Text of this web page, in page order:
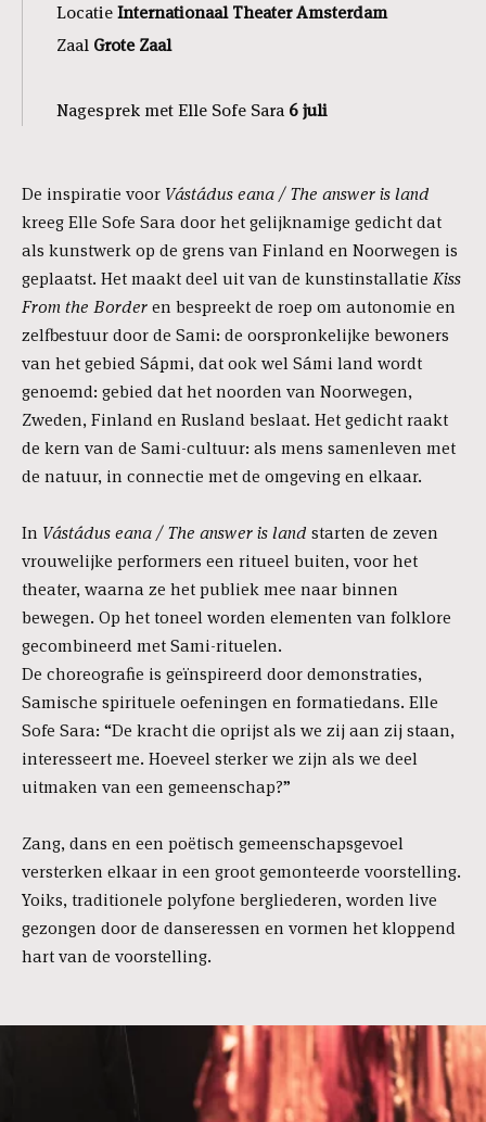
Locatie Internationaal Theater Amsterdam
Zaal Grote Zaal
Nagesprek met Elle Sofe Sara 6 juli
De inspiratie voor Vástádus eana / The answer is land
kreeg Elle Sofe Sara door het gelijknamige gedicht dat
als kunstwerk op de grens van Finland en Noorwegen is
geplaatst. Het maakt deel uit van de kunstinstallatie Kiss
From the Borderen bespreekt de roep om autonomie en
zelfbestuur door de Sami: de oorspronkelijke bewoners
van het gebied Sápmi, dat ook wel Sámi land wordt
genoemd: gebied dat het noorden van Noorwegen,
Zweden, Finland en Rusland beslaat. Het gedicht raakt
de kern van de Sami-cultuur: als mens samenleven met
de natuur, in connectie met de omgeving en elkaar.
In Vástádus eana / The answer is land starten de zeven
vrouwelijke performers een ritueel buiten, voor het
theater, waarna ze het publiek mee naar binnen
bewegen. Op het toneel worden elementen van folklore
gecombineerd met Sami-rituelen.
De choreografie is geïnspireerd door demonstraties,
Samische spirituele oefeningen en formatiedans. Elle
Sofe Sara: “De kracht die oprijst als we zij aan zij staan,
interesseert me. Hoeveel sterker we zijn als we deel
uitmaken van een gemeenschap?”
Zang, dans en een poëtisch gemeenschapsgevoel
versterken elkaar in een groot gemonteerde voorstelling.
Yoiks, traditionele polyfone bergliederen, worden live
gezongen door de danseressen en vormen het kloppend
hart van de voorstelling.